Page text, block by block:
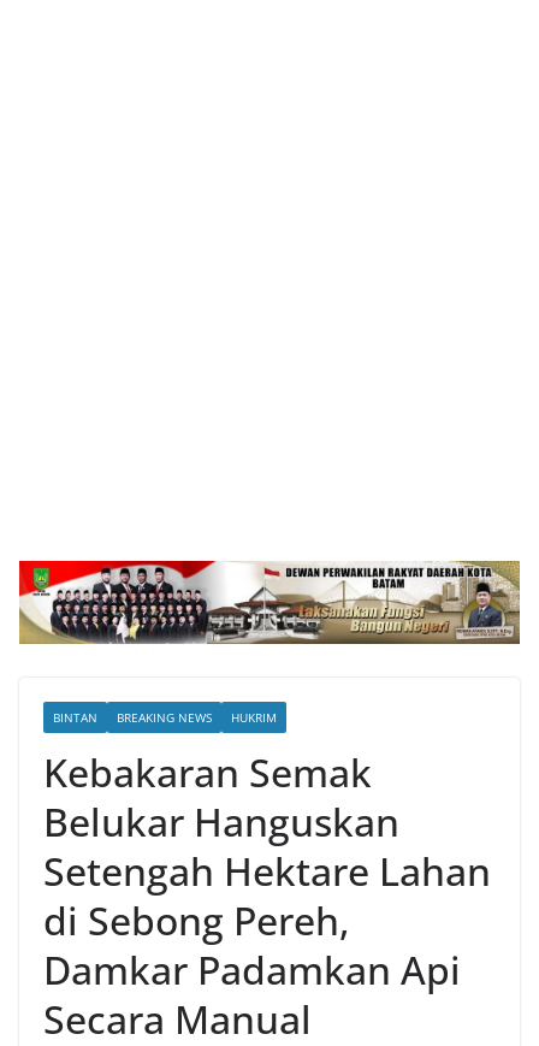
BINTAN BREAKING NEWS HUKRIM
Kebakaran Semak
Belukar Hanguskan
Setengah Hektare Lahan
di Sebong Pereh,
Damkar Padamkan Api
Secara Manual